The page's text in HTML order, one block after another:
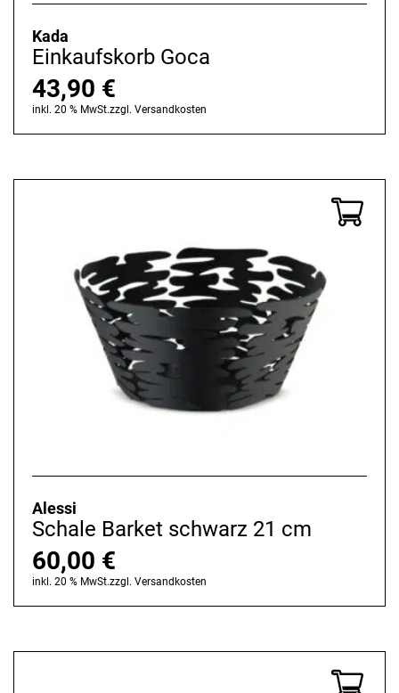
Kada
Einkaufskorb Goca
43,90 €
inkl. 20 % MwSt.zzgl. Versandkosten
Alessi
Schale Barket schwarz 21 cm
60,00 €
inkl. 20 % MwSt.zzgl. Versandkosten